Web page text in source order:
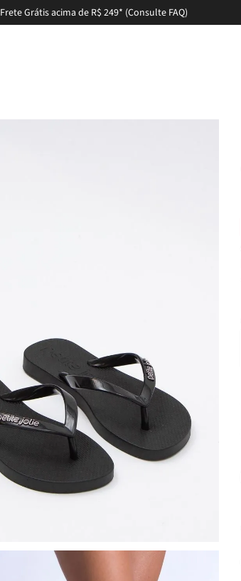
Frete Grátis acima de R$ 249* (Consulte FAQ)